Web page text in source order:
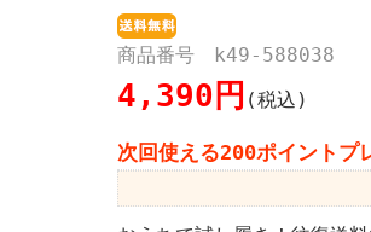
商品番号 k49-588038
4,390円 (税込)
次回使える200ポイントプ